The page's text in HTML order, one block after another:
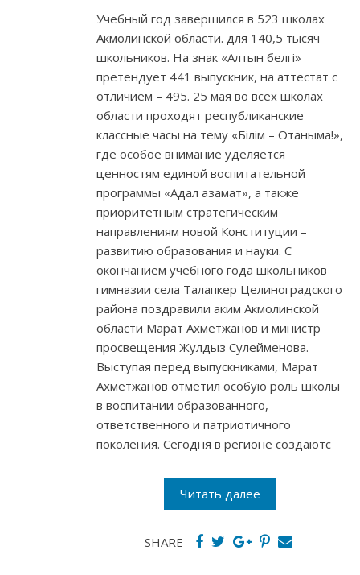
Учебный год завершился в 523 школах
Акмолинской области. для 140,5 тысяч
школьников. На знак «Алтын белгі»
претендует 441 выпускник, на аттестат с
отличием – 495. 25 мая во всех школах
области проходят республиканские
классные часы на тему «Білім – Отаныма!»,
где особое внимание уделяется
ценностям единой воспитательной
программы «Адал азамат», а также
приоритетным стратегическим
направлениям новой Конституции –
развитию образования и науки. С
окончанием учебного года школьников
гимназии села Талапкер Целиноградского
района поздравили аким Акмолинской
области Марат Ахметжанов и министр
просвещения Жулдыз Сулейменова.
Выступая перед выпускниками, Марат
Ахметжанов отметил особую роль школы
в воспитании образованного,
ответственного и патриотичного
поколения. Сегодня в регионе создаютс
Читать далее
SHARE